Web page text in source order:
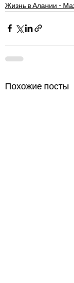
Жизнь в Алании -
Похожие посты